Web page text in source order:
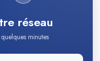
réseau
minutes